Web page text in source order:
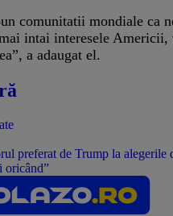
comunitatii mondiale ca
intai interesele
a adaugat el.
preferat de Trump la alegerile
oricând”